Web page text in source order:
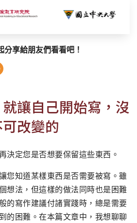
享給朋友們看看吧！
讓自己開始寫，沒
改變的
決定您是否想要保留這些東西。
您知道某樣東西是否需要被寫。雖
想法，但這樣的做法同時也是困難
的寫作建議付諸實踐時，總是需要
的困難。在本篇文章中，我想聊聊